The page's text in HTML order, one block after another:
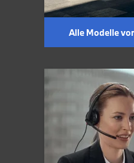
Zentralverriegelung
Alle Modelle